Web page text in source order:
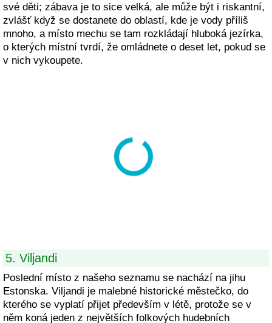
své děti; zábava je to sice velká, ale může být i riskantní,
zvlášť když se dostanete do oblastí, kde je vody příliš
mnoho, a místo mechu se tam rozkládají hluboká jezírka,
o kterých místní tvrdí, že omládnete o deset let, pokud se
v nich vykoupete.
5. Viljandi
Poslední místo z našeho seznamu se nachází na jihu
Estonska. Viljandi je malebné historické městečko, do
kterého se vyplatí přijet především v létě, protože se v
něm koná jeden z největších folkových hudebních